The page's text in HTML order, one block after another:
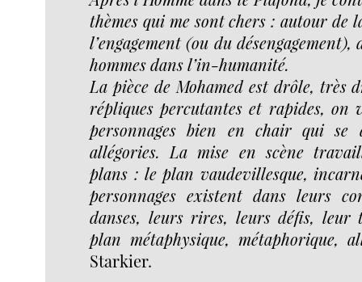
thèmes qui me sont chers : autour de
l’engagement (ou du désengagement),
hommes dans l’in-humanité.
La pièce de Mohamed est drôle, très
répliques percutantes et rapides, on
personnages bien en chair qui se
allégories. La mise en scène
plans : le plan vaudevillesque,
personnages existent dans leurs
danses, leurs rires, leurs défis, leur
plan métaphysique, métaphorique,
Starkier.